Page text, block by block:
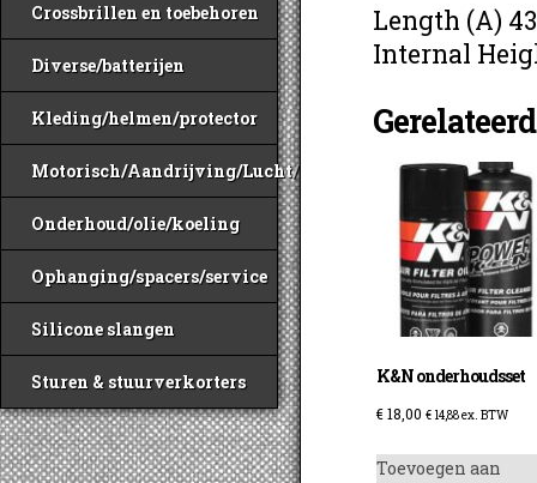
Crossbrillen en toebehoren
Diverse/batterijen
Kleding/helmen/protector
Motorisch/Aandrijving/Lucht/Benzine
Onderhoud/olie/koeling
Ophanging/spacers/service
Silicone slangen
Sturen & stuurverkorters
Length (A)
Internal
K&N onderhoudsset
€18,00 € 14,88ex. BTW
Toevoegen aan